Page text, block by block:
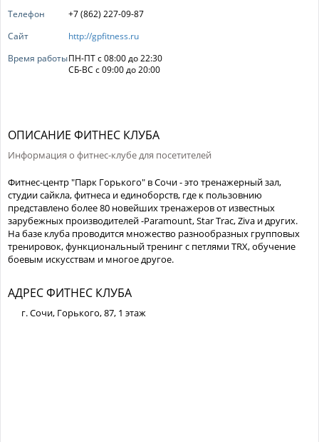
Телефон
+7 (862) 227-09-87
Сайт
http://gpfitness.ru
Время работыПН-ПТ с 08:00 до 22:30
СБ-ВС с 09:00 до 20:00
ОПИСАНИЕ ФИТНЕС КЛУБА
Информация о фитнес-клубе для посетителей
Фитнес-центр "Парк Горького" в Сочи - это тренажерный зал,
студии сайкла, фитнеса и единоборств, где к пользовнию
представлено более 80 новейших тренажеров от известных
зарубежных производителей -Paramount, Star Trac, Ziva и других.
На базе клуба проводится множество разнообразных групповых
тренировок, функциональный тренинг с петлями TRX, обучение
боевым искусствам и многое другое.
АДРЕС ФИТНЕС КЛУБА
г. Сочи, Горького, 87, 1 этаж